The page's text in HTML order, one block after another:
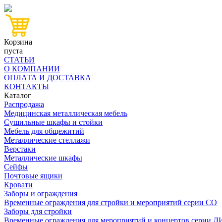
Корзина
пуста
СТАТЬИ
О КОМПАНИИ
ОПЛАТА И ДОСТАВКА
КОНТАКТЫ
Каталог
Распродажа
Медицинская металлическая мебель
Сушильные шкафы и стойки
Мебель для общежитий
Металлические стеллажи
Верстаки
Металлические шкафы
Сейфы
Почтовые ящики
Кровати
Заборы и ограждения
Временные ограждения для стройки и мероприятий серии СО
Заборы для стройки
Временные ограждения для мероприятий и концертов серии